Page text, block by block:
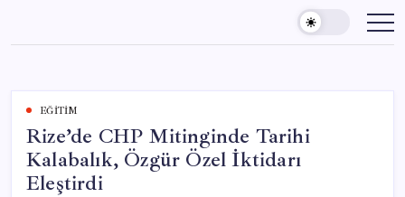
content
EĞITIM
Rize’de CHP Mitinginde Tarihi
Kalabalık, Özgür Özel İktidarı
Eleştirdi